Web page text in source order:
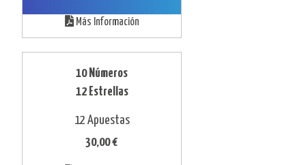
Más Información
10 Números
12 Estrellas
12 Apuestas
30,00 €